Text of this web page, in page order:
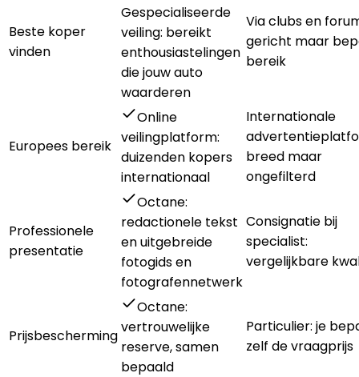
Beste koper
vinden
Gespecialiseerde
veiling: bereikt
enthousiastelingen
die jouw auto
waarderen
Via clubs en
gericht maar
bereik
Europees bereik
Online
veilingplatform:
duizenden kopers
internationaal
Internationale
breed maar
ongefilterd
Professionele
presentatie
Octane:
redactionele tekst
en uitgebreide
fotogids en
fotografennetwerk
Consignatie bij
specialist:
vergelijkbare
Prijsbescherming
Octane:
vertrouwelijke
reserve, samen
bepaald
Particulier: je
zelf de vraagprijs